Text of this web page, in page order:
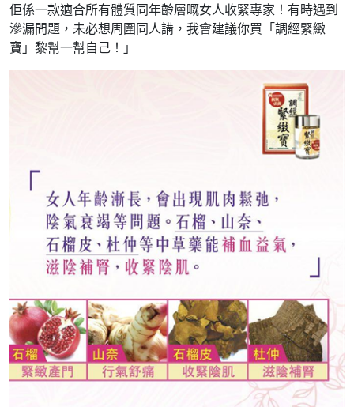
佢係一款適合所有體質同年齡層嘅女人收緊專家！有時遇到
滲漏問題，未必想周圍同人講，我會建議你買「調經緊緻
寶」黎幫一幫自己！」